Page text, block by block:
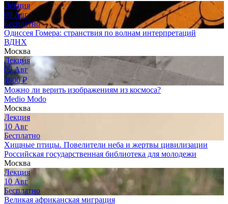
Лекция
09 Авг
Бесплатно
Одиссея Гомера: странствия по волнам интерпретаций
ВДНХ
Москва
Лекция
09 Авг
1800₽
Можно ли верить изображениям из космоса?
Medio Modo
Москва
Лекция
10 Авг
Бесплатно
Хищные птицы. Повелители неба и жертвы цивилизации
Российская государственная библиотека для молодежи
Москва
Лекция
10 Авг
Бесплатно
Великая африканская миграция